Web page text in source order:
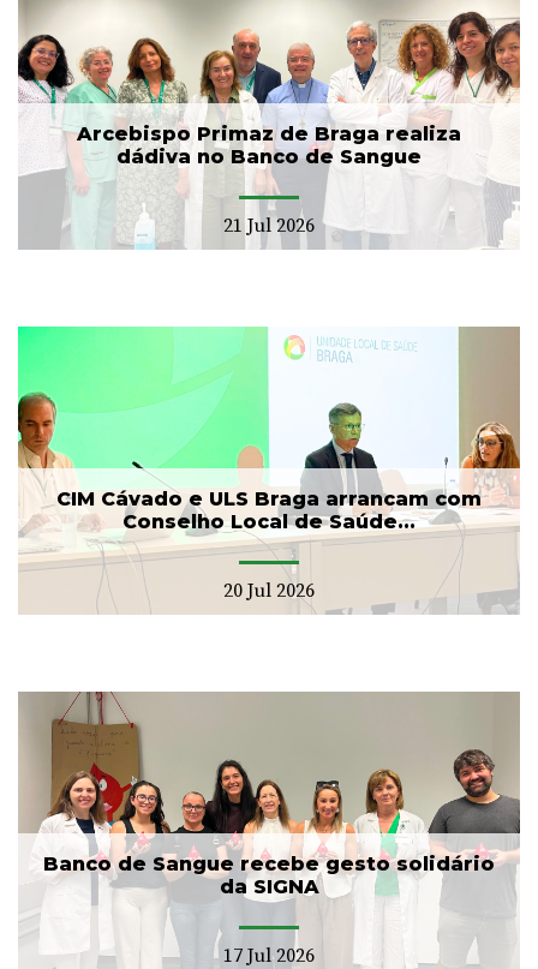
Arcebispo Primaz de Braga realiza
dádiva no Banco de Sangue
21 Jul 2026
CIM Cávado e ULS Braga arrancam com
Conselho Local de Saúde...
20 Jul 2026
Banco de Sangue recebe gesto solidário
da SIGNA
17 Jul 2026